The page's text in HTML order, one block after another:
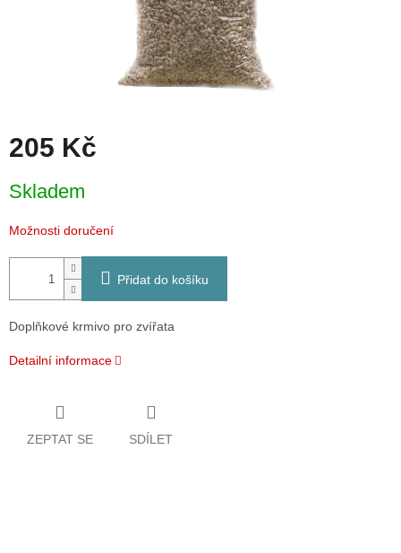
205 Kč
cena:
Skladem
Možnosti doručení
Přidat do košíku
Doplňkové krmivo pro zvířata
Detailní informace
ZEPTAT SE SDÍLET